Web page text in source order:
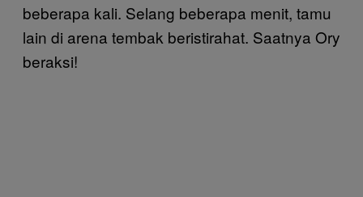
beberapa kali. Selang beberapa menit, tamu
lain di arena tembak beristirahat. Saatnya Ory
beraksi!